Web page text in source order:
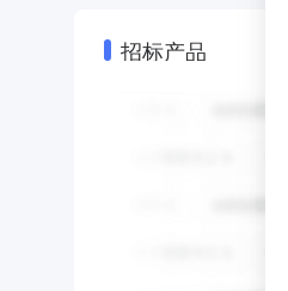
招标产品